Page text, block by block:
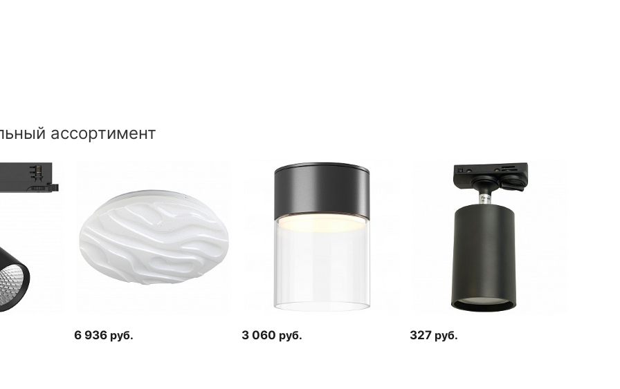
ассортимент
6 936 руб. 3 060 руб. 327 руб.